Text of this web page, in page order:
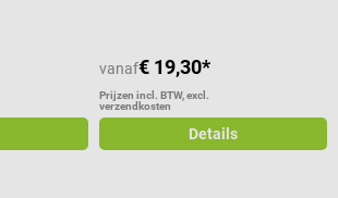
vanaf€ 19,30*
Prijzen incl. BTW, excl.
verzendkosten
Details